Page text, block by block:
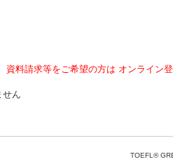
料請求等をご希望の方は オンライン
せん
TOEFL®